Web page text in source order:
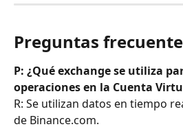
Preguntas
P: ¿Qué exchange se utiliza
operaciones en la Cuenta
R: Se utilizan datos en tiempo
de Binance.com.